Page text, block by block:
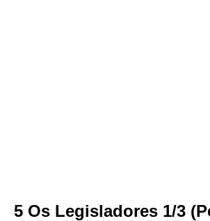
5 Os Legisladores 1/3